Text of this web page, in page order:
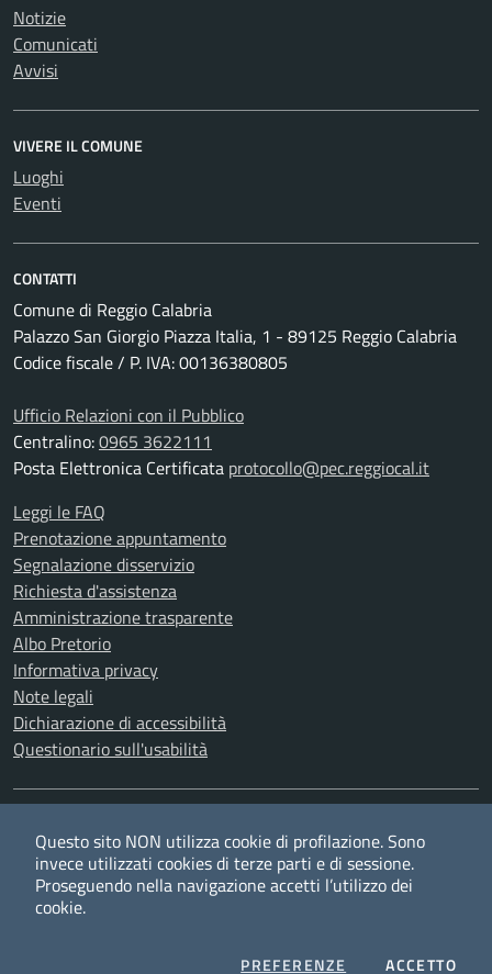
Notizie
Comunicati
Avvisi
VIVERE IL COMUNE
Luoghi
Eventi
CONTATTI
Comune di Reggio Calabria
Palazzo San Giorgio Piazza Italia, 1 - 89125 Reggio Calabria
Codice fiscale / P. IVA: 00136380805
Ufficio Relazioni con il Pubblico
Centralino:0965 3622111
Posta Elettronica Certificata protocollo@pec.reggiocal.it
Leggi le FAQ
Prenotazione appuntamento
Segnalazione disservizio
Richiesta d'assistenza
Amministrazione trasparente
Albo Pretorio
Informativa privacy
Note legali
Dichiarazione di accessibilità
Questionario sull'usabilità
TwitterFacebookYouTubeRSS
Questo sito NON utilizza cookie di profilazione. Sono
invece utilizzati cookies di terze parti e di sessione.
Proseguendo nella navigazione accetti l’utilizzo dei
cookie.
PREFERENZE COOKIESACCETTOI